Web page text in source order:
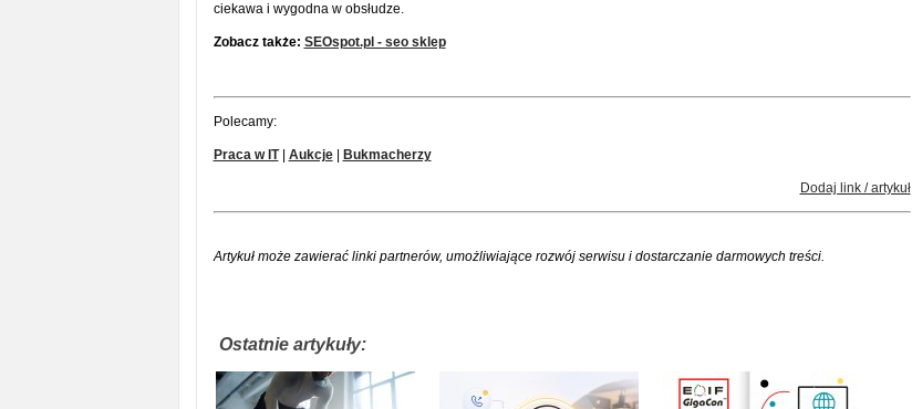
ciekawa i wygodna w obsłudze.
Zobacz także: SEOspot.pl - seo sklep
Polecamy:
Praca w IT| Aukcje| Bukmacherzy
Dodaj link / artykuł
Artykuł może zawierać linki partnerów, umożliwiające rozwój serwisu i dostarczanie darmowych treści.
Ostatnie artykuły: